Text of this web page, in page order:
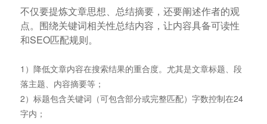
不仅要提炼文章思想、总结摘要，还要阐述作者的观
点。围绕关键词相关性总结内容，让内容具备可读性
和SEO匹配规则。
1）降低文章内容在搜索结果的重合度。尤其是文章标题、段
落主题、内容摘要等；
2）标题包含关键词（可包含部分或完整匹配）字数控制在24
字内；